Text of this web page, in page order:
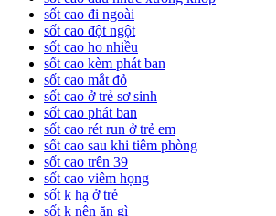
sốt cao đi ngoài
sốt cao đột ngột
sốt cao ho nhiều
sốt cao kèm phát ban
sốt cao mắt đỏ
sốt cao ở trẻ sơ sinh
sốt cao phát ban
sốt cao rét run ở trẻ em
sốt cao sau khi tiêm phòng
sốt cao trên 39
sốt cao viêm họng
sốt k hạ ở trẻ
sốt k nên ăn gì